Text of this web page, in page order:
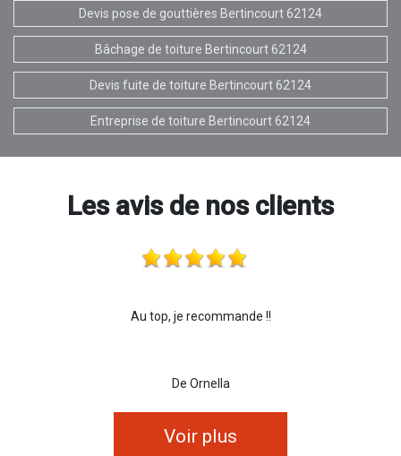
Devis pose de gouttières Bertincourt 62124
Bâchage de toiture Bertincourt 62124
Devis fuite de toiture Bertincourt 62124
Entreprise de toiture Bertincourt 62124
Les avis de nos clients
Au top, je recommande !!
De Ornella
Voir plus